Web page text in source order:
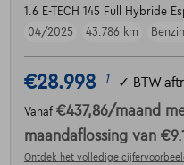
1.6 E-TECH 145 Full Hybride
04/2025
43.786 km
€28.998 1 ✓ BTW
Vanaf €437,86/maand
maandaflossing van
Ontdek het volledige